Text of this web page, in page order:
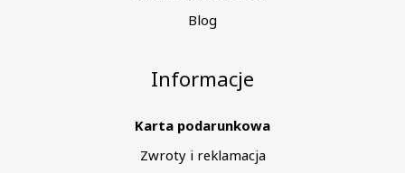
Blog
Informacje
Karta podarunkowa
Zwroty i reklamacja